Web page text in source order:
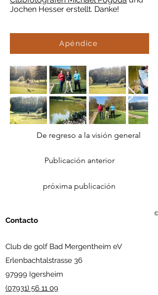
Jochen Hesser erstellt. Danke!
Apéndice
De regreso a la visión general
Publicación anterior
próxima publicación
Contacto
Club de golf Bad Mergentheim eV
Erlenbachtalstrasse 36
97999 Igersheim
(07931) 56 11 09